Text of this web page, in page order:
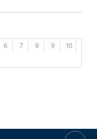
6 7 8 9
10